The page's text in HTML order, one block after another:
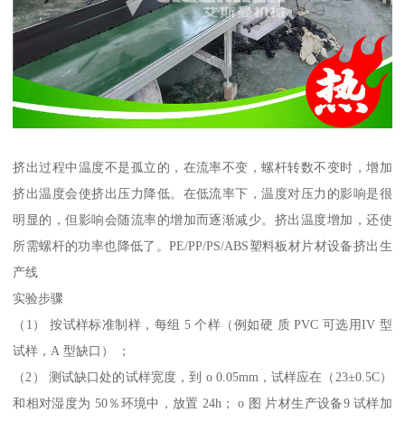
挤出过程中温度不是孤立的，在流率不变，螺杆转数不变时，增加
挤出温度会使挤出压力降低。在低流率下，温度对压力的影响是很
明显的，但影响会随流率的增加而逐渐减少。挤出温度增加，还使
所需螺杆的功率也降低了。PE/PP/PS/ABS塑料板材片材设备挤出生
产线
实验步骤
（1） 按试样标准制样，每组 5 个样（例如硬 质 PVC 可选用IV 型
试样，A 型缺口） ；
（2） 测试缺口处的试样宽度，到 o 0.05mm，试样应在（23±0.5C）
和相对湿度为 50％环境中，放置 24h； o 图 片材生产设备9 试样加